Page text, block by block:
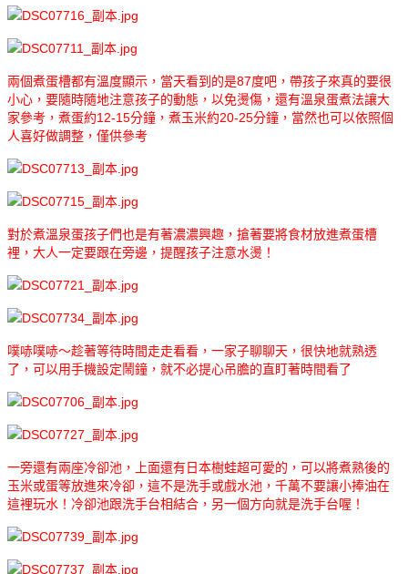
兩個煮蛋槽都有溫度顯示，當天看到的是87度吧，帶孩子來真的要很
小心，要隨時隨地注意孩子的動態，以免燙傷，還有溫泉蛋煮法讓大
家參考，煮蛋約12-15分鐘，煮玉米約20-25分鐘，當然也可以依照個
人喜好做調整，僅供參考
對於煮溫泉蛋孩子們也是有著濃濃興趣，搶著要將食材放進煮蛋槽
裡，大人一定要跟在旁邊，提醒孩子注意水燙！
噗哧噗哧～趁著等待時間走走看看，一家子聊聊天，很快地就熟透
了，可以用手機設定鬧鐘，就不必提心吊膽的直盯著時間看了
一旁還有兩座冷卻池，上面還有日本樹蛙超可愛的，可以將煮熟後的
玉米或蛋等放進來冷卻，這不是洗手或戲水池，千萬不要讓小捧油在
這裡玩水！冷卻池跟洗手台相結合，另一個方向就是洗手台喔！